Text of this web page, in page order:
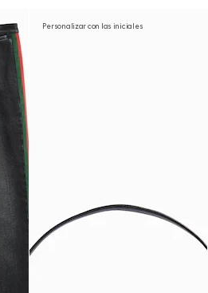
Personalizar con las iniciales